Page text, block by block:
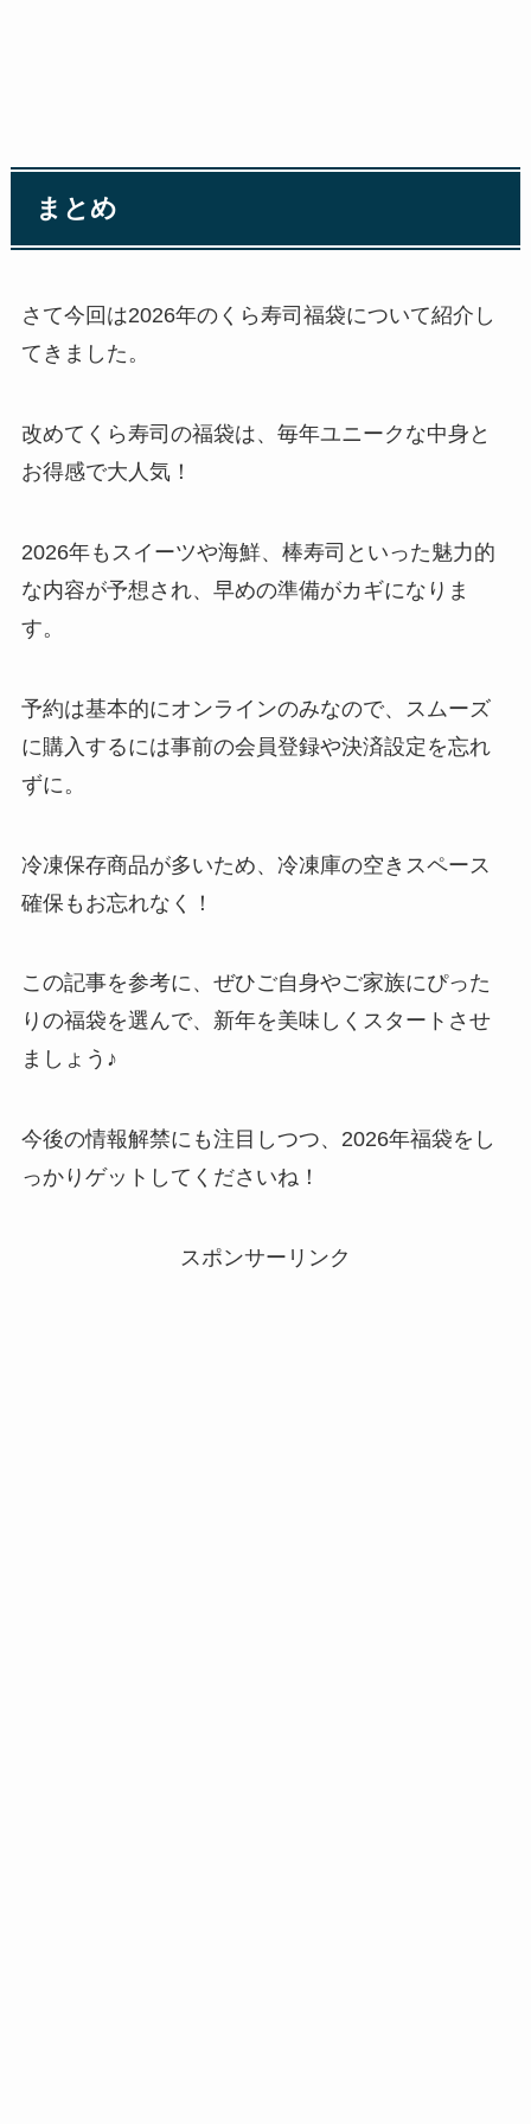
まとめ
さて今回は2026年のくら寿司福袋について紹介し
てきました。
改めてくら寿司の福袋は、毎年ユニークな中身と
お得感で大人気！
2026年もスイーツや海鮮、棒寿司といった魅力的
な内容が予想され、早めの準備がカギになりま
す。
予約は基本的にオンラインのみなので、スムーズ
に購入するには事前の会員登録や決済設定を忘れ
ずに。
冷凍保存商品が多いため、冷凍庫の空きスペース
確保もお忘れなく！
この記事を参考に、ぜひご自身やご家族にぴった
りの福袋を選んで、新年を美味しくスタートさせ
ましょう♪
今後の情報解禁にも注目しつつ、2026年福袋をし
っかりゲットしてくださいね！
スポンサーリンク